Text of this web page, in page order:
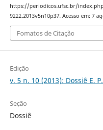
https://periodicos.ufsc.br/
9222.2013v5n10p37. Acesso em: 7
Fomatos de Citação
Edição
v. 5 n. 10 (2013): Dossiê E.
Seção
Dossiê